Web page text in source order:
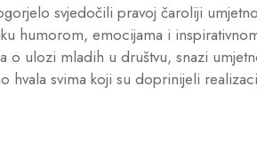
svjedočili pravoj čaroliji
humorom, emocijama i
o ulozi mladih u društvu, snazi
hvala svima koji su doprinijeli